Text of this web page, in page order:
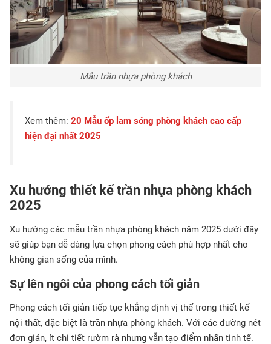
Mẫu trần nhựa phòng khách
Xem thêm: 20 Mẫu ốp lam sóng phòng khách cao cấp
hiện đại nhất 2025
Xu hướng thiết kế trần nhựa phòng khách
2025
Xu hướng các mẫu trần nhựa phòng khách năm 2025 dưới đây
sẽ giúp bạn dễ dàng lựa chọn phong cách phù hợp nhất cho
không gian sống của mình.
Sự lên ngôi của phong cách tối giản
Phong cách tối giản tiếp tục khẳng định vị thế trong thiết kế
nội thất, đặc biệt là trần nhựa phòng khách. Với các đường nét
đơn giản, ít chi tiết rườm rà nhưng vẫn tạo điểm nhấn tinh tế.